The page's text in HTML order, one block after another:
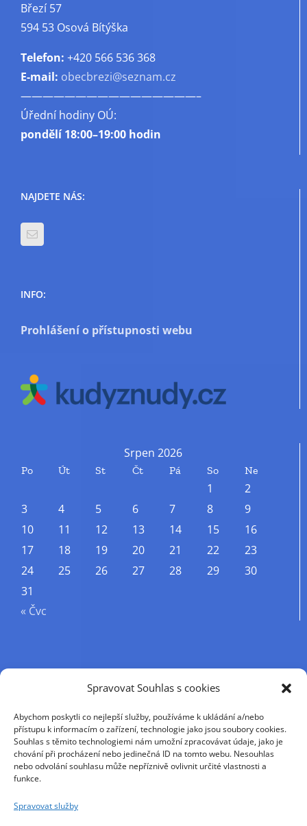
Spravovat Souhlas s cookies
Abychom poskytli co nejlepší služby, používáme k ukládání a/nebo
přístupu k informacím o zařízení, technologie jako jsou soubory cookies.
Souhlas s těmito technologiemi nám umožní zpracovávat údaje, jako je
chování při procházení nebo jedinečná ID na tomto webu. Nesouhlas
nebo odvolání souhlasu může nepříznivě ovlivnit určité vlastnosti a
funkce.
Spravovat služby
Březí 57
594 53 Osová Bítýška
Telefon: +420 566 536 368
E-mail: obecbrezi@seznam.cz
————————————————–
Úřední hodiny OÚ:
pondělí18:00–19:00 hodin
NAJDETE NÁS:
INFO:
Prohlášení o přístupnosti webu
Srpen 2026
Po Út St Čt Pá So Ne
1
2
3
4 5 6 7 8
9
10
11 12 13 14 15
16
17
18 19 20 21 22
23
24
25 26 27 28 29
30
31
« Čvc
Příjmení
Křestní jméno
E-mail